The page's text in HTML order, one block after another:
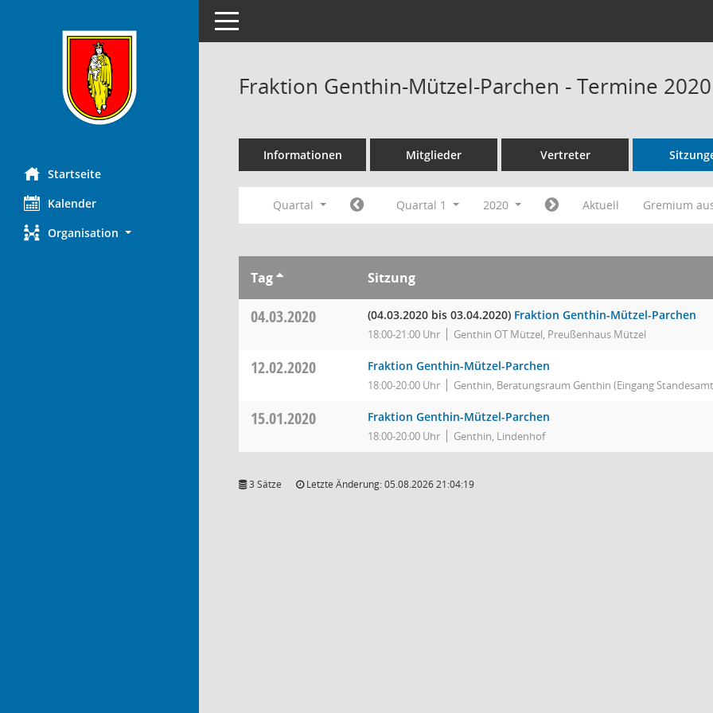
Startseite
Kalender
Organisation
Toggle navigation
Fraktion Genthin-Mützel-Parchen - Termine 2020
Informationen Mitglieder Vertreter
Quartal Quartal 1 2020 Aktuell Gremium
Tag Sitzung
04.03.2020 (04.03.2020 bis 03.04.2020) Fraktion Genthin-Mützel-Parchen
18:00-21:00 Uhr Genthin OT Mützel, Preußenhaus Mützel
12.02.2020 Fraktion Genthin-Mützel-Parchen
18:00-20:00 Uhr Genthin, Beratungsraum Genthin (Eingang
15.01.2020 Fraktion Genthin-Mützel-Parchen
18:00-20:00 Uhr Genthin, Lindenhof
3 Sätze Letzte Änderung: 05.08.2026 21:04:19